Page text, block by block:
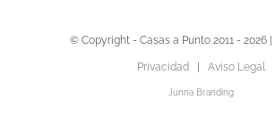
© Copyright - Casas a Punto 2011 - 2026 |
Privacidad| Aviso Legal
Junna Branding